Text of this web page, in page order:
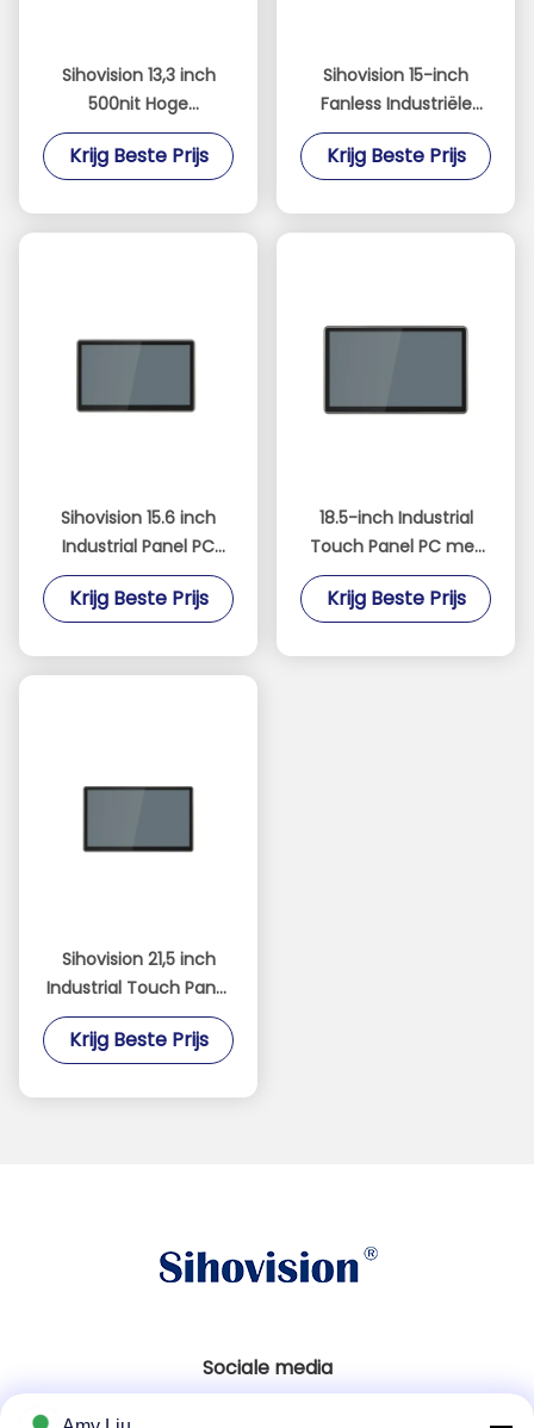
Sihovision 13,3 inch
500nit Hoge
Helderheid 10-punts
Capacitief
Industrieel Paneel PC
Krijg Beste Prijs
Sihovision 15-inch
Fanless Industriële
Touch Panel PC met
Dual 2.5GbE LAN en
Krijg Beste Prijs
Sihovision 15.6 inch
Industrial Panel PC
met 10 Point
Capacitive Touch
Housing en 8GB RAM
Krijg Beste Prijs
18.5-inch Industrial
Touch Panel PC met
ventilatorloos ontwerp
en IP65 waterdichtheid
Krijg Beste Prijs
Sihovision 21,5 inch
Industrial Touch Panel
PC met 10 punten
capacitieve touch,
24/7 continue werking
Krijg Beste Prijs
Sociale media